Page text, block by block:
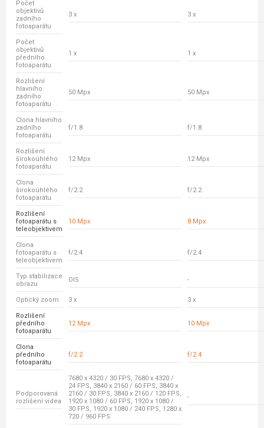
Počet
objektivů
zadního
fotoaparátu
3 x 3 x
Počet
objektivů
předního
fotoaparátu
1 x 1 x
Rozlišení
hlavního
zadního
fotoaparátu
50 Mpx 50 Mpx
Clona hlavního
zadního
fotoaparátu
f/1.8 f/1.8
Rozlišení
širokoúhlého
fotoaparátu
12 Mpx 12 Mpx
Clona
širokoúhlého
fotoaparátu
f/2.2 f/2.2
Rozlišení
fotoaparátu s
teleobjektivem
10 Mpx 8 Mpx
Clona
fotoaparátu s
teleobjektivem
f/2.4 f/2.4
Typ stabilizace
obrazu
OIS -
Optický zoom 3 x 3 x
Rozlišení
předního
fotoaparátu
12 Mpx 10 Mpx
Clona
předního
fotoaparátu
f/2.2 f/2.4
Podporovaná
rozlišení videa
7680 x 4320 / 30 FPS, 7680 x 4320 /
24 FPS, 3840 x 2160 / 60 FPS, 3840 x
2160 / 30 FPS, 3840 x 2160 / 120 FPS,
1920 x 1080 / 60 FPS, 1920 x 1080 /
30 FPS, 1920 x 1080 / 240 FPS, 1280 x
720 / 960 FPS
-